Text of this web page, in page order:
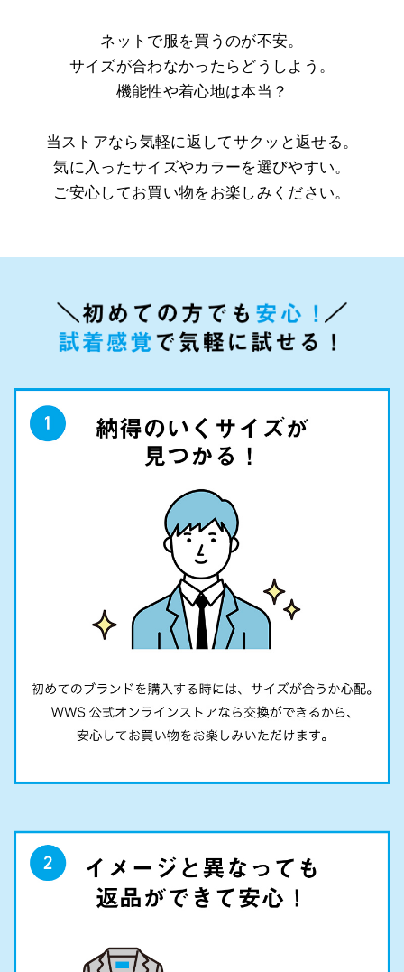
ネットで服を買うのが不安。
サイズが合わなかったらどうしよう。
機能性や着心地は本当？
当ストアなら気軽に返してサクッと返せる。
気に入ったサイズやカラーを選びやすい。
ご安心してお買い物をお楽しみください。